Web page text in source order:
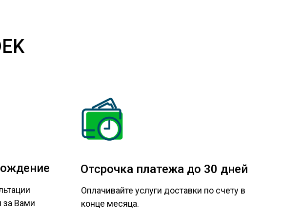
Отсрочка платежа до 30 дней
Оплачивайте услуги доставки по счету в
конце месяца.
за Вами